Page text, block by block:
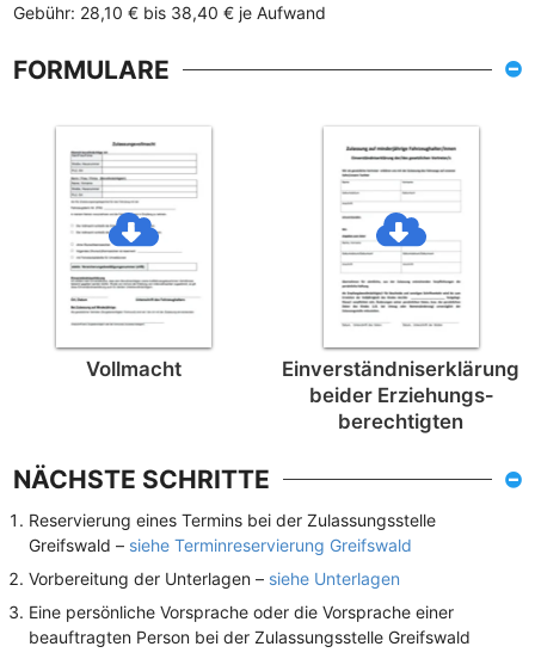
Gebühr: 28,10 € bis 38,40 € je Aufwand
FORMULARE
Vollmacht
Einverständnis­erklärung
beider Erziehungs­
berechtigten
NÄCHSTE SCHRITTE
Reservierung eines Termins bei der Zulassungsstelle
Greifswald – siehe Terminreservierung Greifswald
Vorbereitung der Unterlagen – siehe Unterlagen
Eine persönliche Vorsprache oder die Vorsprache einer
beauftragten Person bei der Zulassungsstelle Greifswald